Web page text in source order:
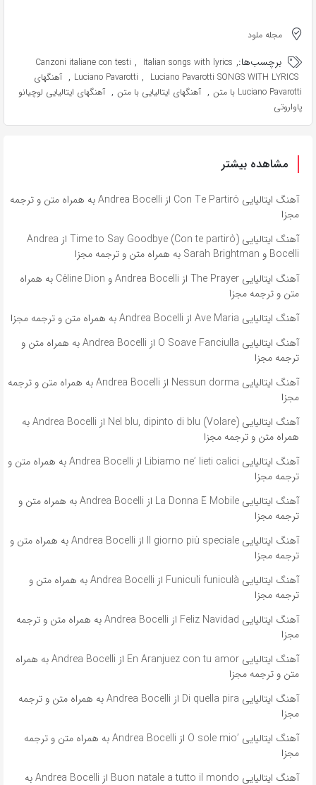
مجله ملود
برچسب‌ها: Canzoni italiane con testi , Italian songs with lyrics ,
Luciano Pavarotti , Luciano Pavarotti SONGS WITH LYRICS
, آهنگهای
Luciano Pavarotti با متن
, آهنگهای ایتالیایی با متن , آهنگهای ایتالیایی لوچیانو
پاواروتی
مشاهده بیشتر
آهنگ ایتالیایی Con Te Partirò از Andrea Bocelli به همراه متن و ترجمه
مجزا
آهنگ ایتالیایی Time to Say Goodbye (Con te partirò) از Andrea
Bocelli و Sarah Brightman به همراه متن و ترجمه مجزا
آهنگ ایتالیایی The Prayer از Andrea Bocelli و Céline Dion به همراه
متن و ترجمه مجزا
آهنگ ایتالیایی Ave Maria از Andrea Bocelli به همراه متن و ترجمه مجزا
آهنگ ایتالیایی O Soave Fanciulla از Andrea Bocelli به همراه متن و
ترجمه مجزا
آهنگ ایتالیایی Nessun dorma از Andrea Bocelli به همراه متن و ترجمه
مجزا
آهنگ ایتالیایی Nel blu, dipinto di blu (Volare) از Andrea Bocelli به
همراه متن و ترجمه مجزا
آهنگ ایتالیایی Libiamo ne’ lieti calici از Andrea Bocelli به همراه متن و
ترجمه مجزا
آهنگ ایتالیایی La Donna È Mobile از Andrea Bocelli به همراه متن و
ترجمه مجزا
آهنگ ایتالیایی Il giorno più speciale از Andrea Bocelli به همراه متن و
ترجمه مجزا
آهنگ ایتالیایی Funiculì funiculà از Andrea Bocelli به همراه متن و
ترجمه مجزا
آهنگ ایتالیایی Feliz Navidad از Andrea Bocelli به همراه متن و ترجمه
مجزا
آهنگ ایتالیایی En Aranjuez con tu amor از Andrea Bocelli به همراه
متن و ترجمه مجزا
آهنگ ایتالیایی Di quella pira از Andrea Bocelli به همراه متن و ترجمه
مجزا
آهنگ ایتالیایی ’O sole mio از Andrea Bocelli به همراه متن و ترجمه
مجزا
آهنگ ایتالیایی Buon natale a tutto il mondo از Andrea Bocelli به